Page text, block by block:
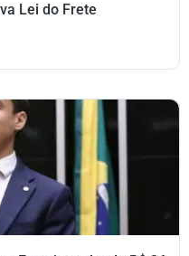
Lei do Frete